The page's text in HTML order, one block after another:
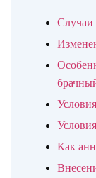
Случаи
Как